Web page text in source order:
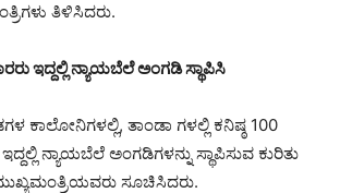
ತಿಳಿಸಿದರು.
ಇದ್ದಲ್ಲಿ ನ್ಯಾಯಬೆಲೆ ಅಂಗಡಿ ಸ್ಥಾಪಿಸಿ
ಕಾಲೋನಿಗಳಲ್ಲಿ, ತಾಂಡಾ ಗಳಲ್ಲಿ ಕನಿಷ್ಠ 100
ನ್ಯಾಯಬೆಲೆ ಅಂಗಡಿಗಳನ್ನು ಸ್ಥಾಪಿಸುವ ಕುರಿತು
ಮುಖ್ಯಮಂತ್ರಿಯವರು ಸೂಚಿಸಿದರು.